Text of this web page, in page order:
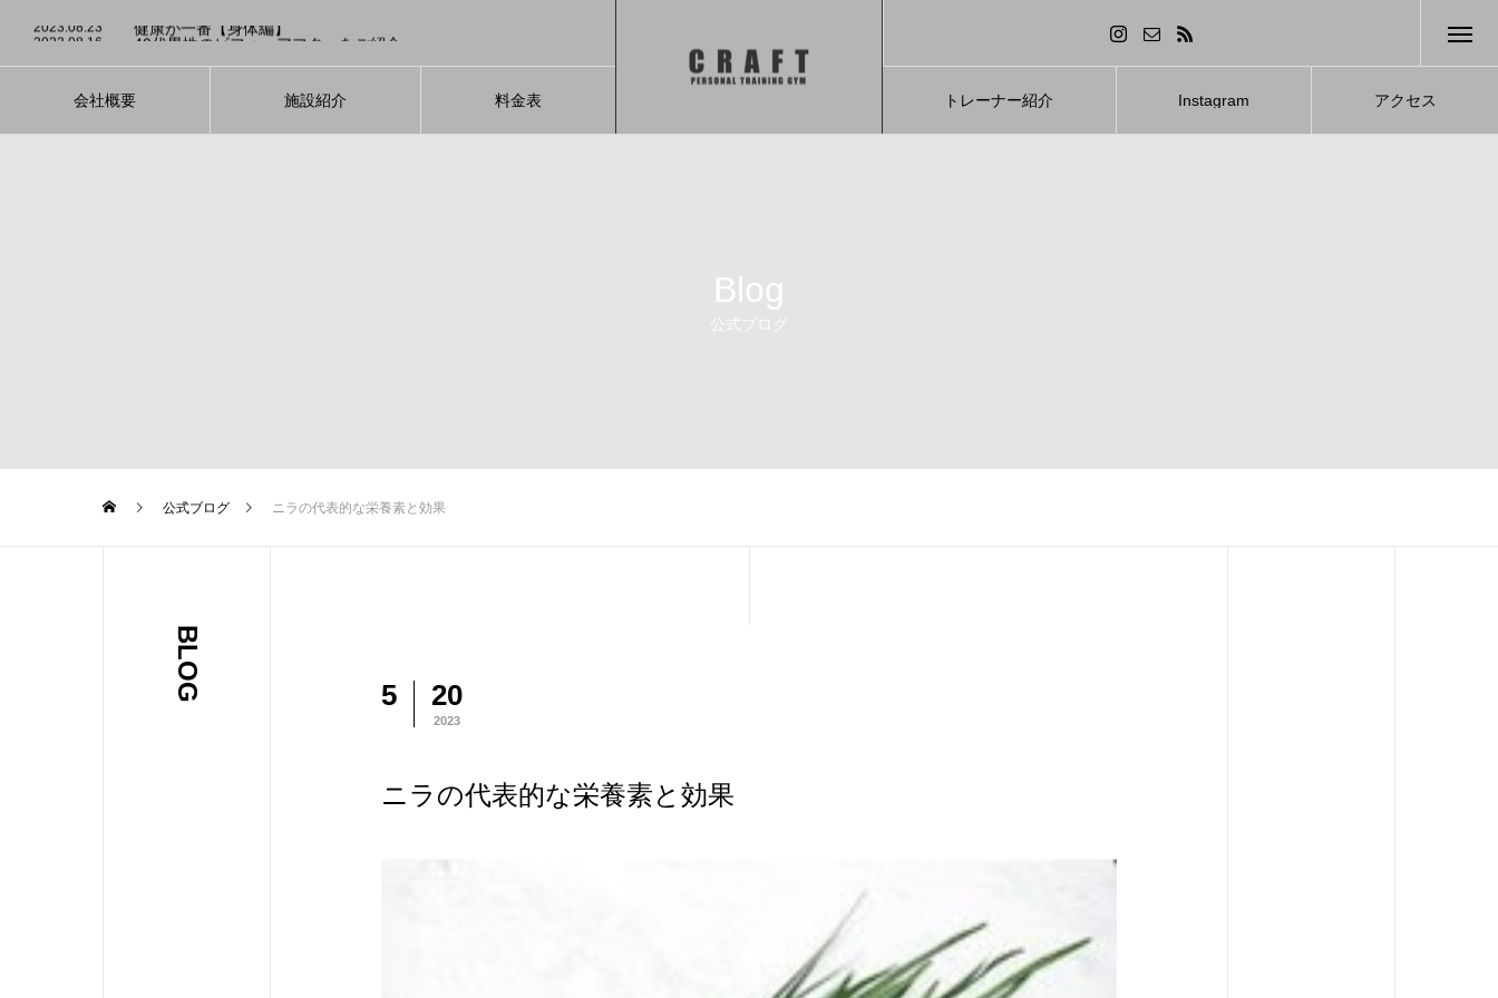
会社概要 施設紹介 料金表 トレーナー紹介 Instagram アクセス
2023.08.16 40代男性のビフォーアフターをご紹介
2023.08.4 適切な睡眠を心がけて【ダイエット】
2023.08.23 健康が一番【身体編】
Blog
公式ブログ
公式ブログ ニラの代表的な栄養素と効果
BLOG 5 20
2023
ニラの代表的な栄養素と効果